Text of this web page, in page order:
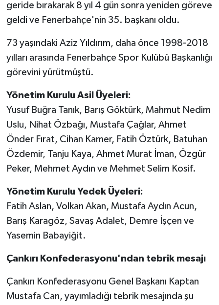
geride bırakarak 8 yıl 4 gün sonra yeniden göreve
geldi ve Fenerbahçe'nin 35. başkanı oldu.
73 yaşındaki Aziz Yıldırım, daha önce 1998-2018
yılları arasında Fenerbahçe Spor Kulübü Başkanlığı
görevini yürütmüştü.
Yönetim Kurulu Asil Üyeleri:
Yusuf Buğra Tanık, Barış Göktürk, Mahmut Nedim
Uslu, Nihat Özbağı, Mustafa Çağlar, Ahmet
Önder Fırat, Cihan Kamer, Fatih Öztürk, Batuhan
Özdemir, Tanju Kaya, Ahmet Murat İman, Özgür
Peker, Mehmet Aydın ve Mehmet Selim Kosif.
Yönetim Kurulu Yedek Üyeleri:
Fatih Aslan, Volkan Akan, Mustafa Aydın Acun,
Barış Karagöz, Savaş Adalet, Demre İşçen ve
Yasemin Babayiğit.
Çankırı Konfederasyonu'ndan tebrik mesajı
Çankırı Konfederasyonu Genel Başkanı Kaptan
Mustafa Can, yayımladığı tebrik mesajında şu